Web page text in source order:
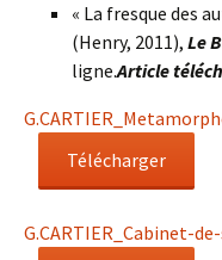
« La fresque des
(Henry, 2011), Le
ligne.Article
Télécharger
G.CARTIER_Cabinet-